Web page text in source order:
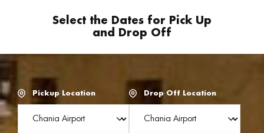
Select the Dates for Pick Up
and Drop Off
Pickup Location Drop Off Location